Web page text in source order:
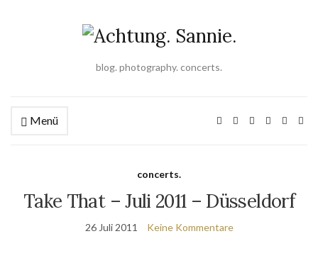
blog. photography. concerts.
Menü
concerts.
Take That – Juli 2011 – Düsseldorf
26 Juli 2011 Keine Kommentare